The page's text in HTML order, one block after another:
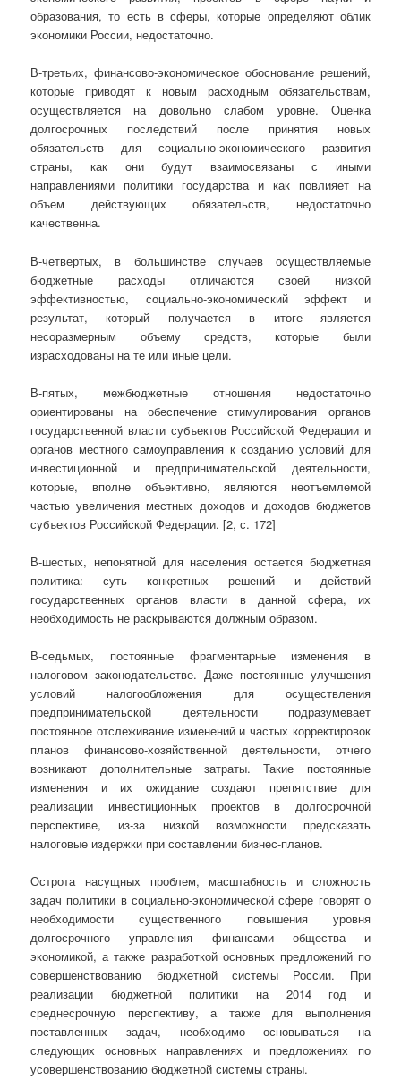
образования, то есть в сферы, которые определяют облик
экономики России, недостаточно.
В-третьих, финансово-экономическое обоснование решений,
которые приводят к новым расходным обязательствам,
осуществляется на довольно слабом уровне. Оценка
долгосрочных последствий после принятия новых
обязательств для социально-экономического развития
страны, как они будут взаимосвязаны с иными
направлениями политики государства и как повлияет на
объем действующих обязательств, недостаточно
качественна.
В-четвертых, в большинстве случаев осуществляемые
бюджетные расходы отличаются своей низкой
эффективностью, социально-экономический эффект и
результат, который получается в итоге является
несоразмерным объему средств, которые были
израсходованы на те или иные цели.
В-пятых, межбюджетные отношения недостаточно
ориентированы на обеспечение стимулирования органов
государственной власти субъектов Российской Федерации и
органов местного самоуправления к созданию условий для
инвестиционной и предпринимательской деятельности,
которые, вполне объективно, являются неотъемлемой
частью увеличения местных доходов и доходов бюджетов
субъектов Российской Федерации. [2, с. 172]
В-шестых, непонятной для населения остается бюджетная
политика: суть конкретных решений и действий
государственных органов власти в данной сфера, их
необходимость не раскрываются должным образом.
В-седьмых, постоянные фрагментарные изменения в
налоговом законодательстве. Даже постоянные улучшения
условий налогообложения для осуществления
предпринимательской деятельности подразумевает
постоянное отслеживание изменений и частых корректировок
планов финансово-хозяйственной деятельности, отчего
возникают дополнительные затраты. Такие постоянные
изменения и их ожидание создают препятствие для
реализации инвестиционных проектов в долгосрочной
перспективе, из-за низкой возможности предсказать
налоговые издержки при составлении бизнес-планов.
Острота насущных проблем, масштабность и сложность
задач политики в социально-экономической сфере говорят о
необходимости существенного повышения уровня
долгосрочного управления финансами общества и
экономикой, а также разработкой основных предложений по
совершенствованию бюджетной системы России. При
реализации бюджетной политики на 2014 год и
среднесрочную перспективу, а также для выполнения
поставленных задач, необходимо основываться на
следующих основных направлениях и предложениях по
усовершенствованию бюджетной системы страны.